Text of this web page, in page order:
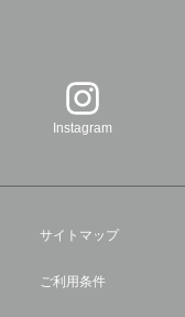
Instagram
サイトマップ
ご利用条件